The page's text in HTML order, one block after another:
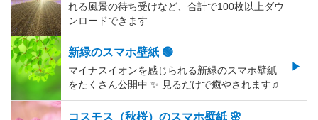
れる風景の待ち受けなど、合計で100枚以上ダウ
ンロードできます
新緑のスマホ壁紙 🟢
マイナスイオンを感じられる新緑のスマホ壁紙
をたくさん公開中 ✨ 見るだけで癒やされます♫
コスモス（秋桜）のスマホ壁紙 🌸